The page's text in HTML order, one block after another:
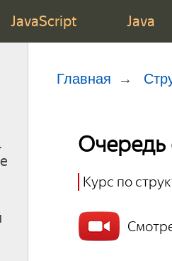
JavaScript Java
Главная
Очередь
Курс по